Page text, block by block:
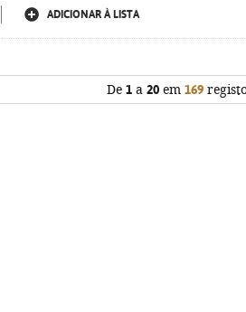
ADICIONAR À LISTA
De 1 a 20 em 169